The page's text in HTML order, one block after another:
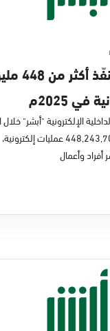
منصة أبشر
2025م
الإلكترونية "أبشر" خلال
الماضي (2025) 448,243,708 عمليات إلكترونية،
أفراد وأعمال